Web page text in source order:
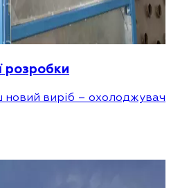
розробки
виріб – охолоджувач